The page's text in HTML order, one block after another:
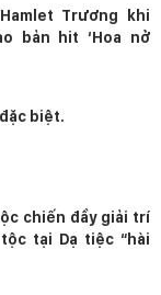
Trương khi
bản hit ‘Hoa nở
biệt.
chiến đầy giải trí
tại Dạ tiệc “hài